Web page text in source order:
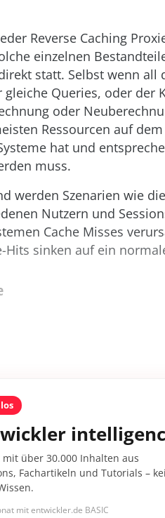
Reverse Caching
einzelnen
statt. Selbst wenn all
gleiche Queries, oder der
oder
Ressourcen auf
hat und
muss.
werden Szenarien wie
Nutzern und
Cache Misses
Hits sinken auf ein
mit über 30.000 Inhalten aus
Fachartikeln und Tutorials –
mit entwickler.de BASIC